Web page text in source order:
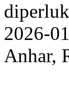
2026-
Anhar,